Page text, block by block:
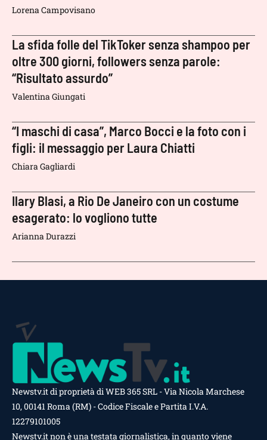
Lorena Campovisano
La sfida folle del TikToker senza shampoo per
oltre 300 giorni, followers senza parole:
“Risultato assurdo”
Valentina Giungati
“I maschi di casa”, Marco Bocci e la foto con i
figli: il messaggio per Laura Chiatti
Chiara Gagliardi
Ilary Blasi, a Rio De Janeiro con un costume
esagerato: lo vogliono tutte
Arianna Durazzi
Newstv.it di proprietà di WEB 365 SRL - Via Nicola Marchese
10, 00141 Roma (RM) - Codice Fiscale e Partita I.V.A.
12279101005
Newstv.it non è una testata giornalistica, in quanto viene